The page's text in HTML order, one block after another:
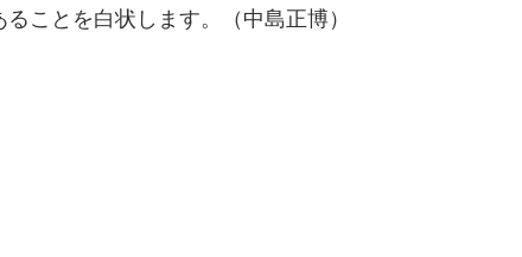
ことを白状します。（中島正博）